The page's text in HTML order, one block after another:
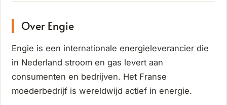
Over Engie
Engie is een internationale energieleverancier die
in Nederland stroom en gas levert aan
consumenten en bedrijven. Het Franse
moederbedrijf is wereldwijd actief in energie.